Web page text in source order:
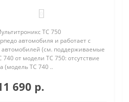
TC 750
автомобиля и работает с
(см. поддерживаемые
от модели TC 750: отсутствие
(модель TC 740 ..
690 р.